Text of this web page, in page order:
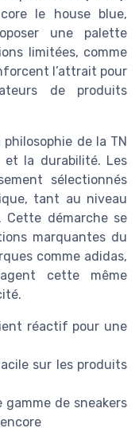
le house blue,
une palette
limitées, comme
l’attrait pour
de produits
de la TN
et la durabilité. Les
sélectionnés
tant au niveau
démarche se
marquantes du
comme adidas,
cette même
réactif pour une
sur les produits
de sneakers